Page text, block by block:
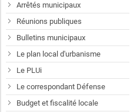
Arrêtés municipaux
Réunions publiques
Bulletins municipaux
Le plan local d'urbanisme
Le PLUi
Le correspondant Défense
Budget et fiscalité locale